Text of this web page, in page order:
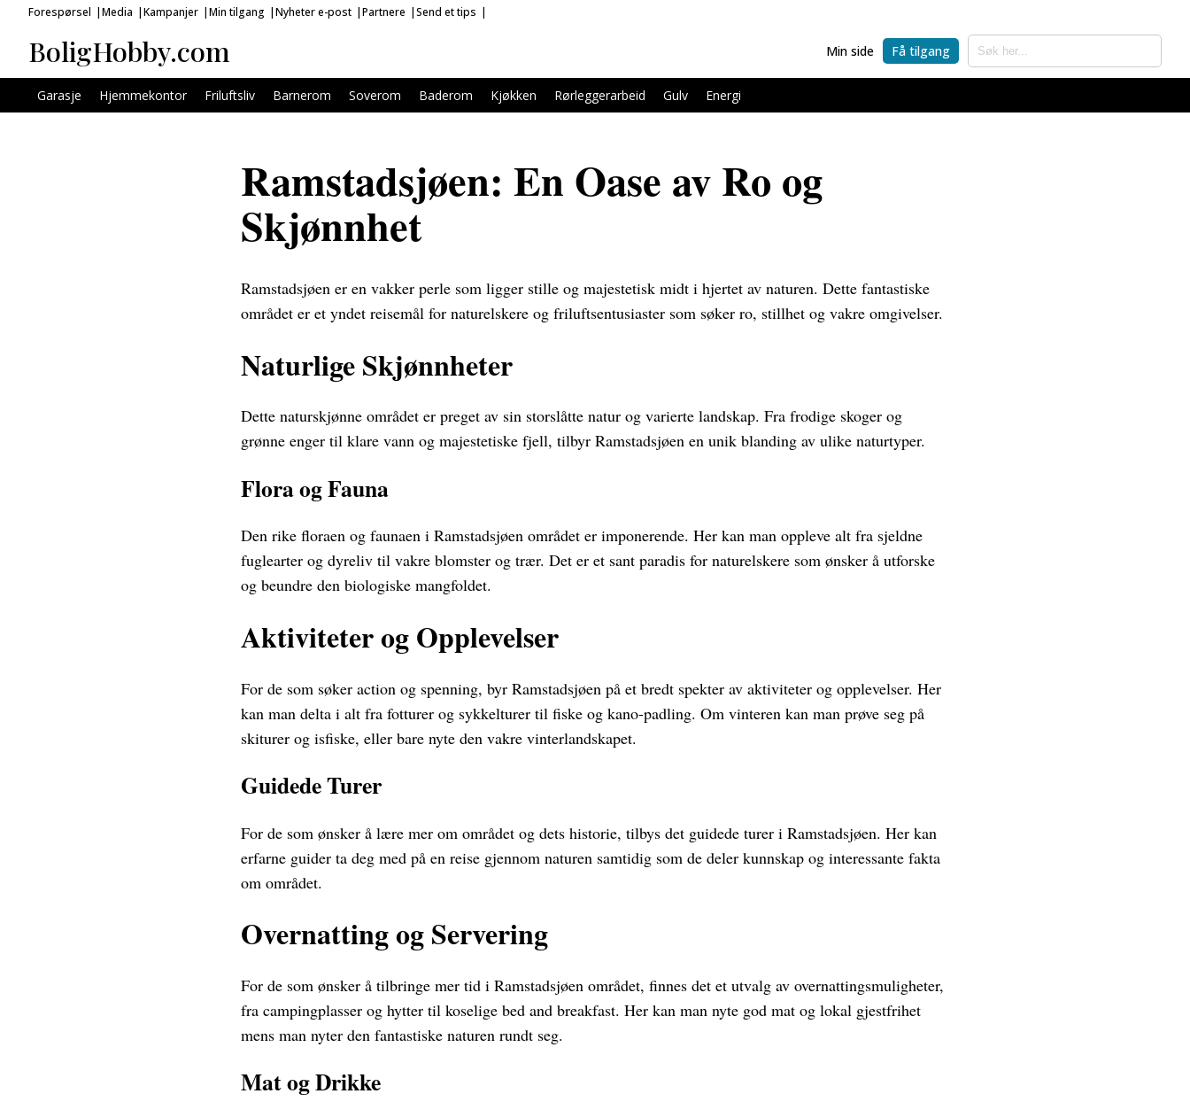
Forespørsel Media Kampanjer Min tilgang Nyheter e-post Partnere Send et tips
BoligHobby.com Min side Få tilgang
Garasje Hjemmekontor Friluftsliv Barnerom Soverom Baderom Kjøkken Rørleggerarbeid Gulv Energi
Ramstadsjøen: En Oase av Ro og
Skjønnhet
Ramstadsjøen er en vakker perle som ligger stille og majestetisk midt i hjertet av naturen. Dette fantastiske
området er et yndet reisemål for naturelskere og friluftsentusiaster som søker ro, stillhet og vakre omgivelser.
Naturlige Skjønnheter
Dette naturskjønne området er preget av sin storslåtte natur og varierte landskap. Fra frodige skoger og
grønne enger til klare vann og majestetiske fjell, tilbyr Ramstadsjøen en unik blanding av ulike naturtyper.
Flora og Fauna
Den rike floraen og faunaen i Ramstadsjøen området er imponerende. Her kan man oppleve alt fra sjeldne
fuglearter og dyreliv til vakre blomster og trær. Det er et sant paradis for naturelskere som ønsker å utforske
og beundre den biologiske mangfoldet.
Aktiviteter og Opplevelser
For de som søker action og spenning, byr Ramstadsjøen på et bredt spekter av aktiviteter og opplevelser. Her
kan man delta i alt fra fotturer og sykkelturer til fiske og kano-padling. Om vinteren kan man prøve seg på
skiturer og isfiske, eller bare nyte den vakre vinterlandskapet.
Guidede Turer
For de som ønsker å lære mer om området og dets historie, tilbys det guidede turer i Ramstadsjøen. Her kan
erfarne guider ta deg med på en reise gjennom naturen samtidig som de deler kunnskap og interessante fakta
om området.
Overnatting og Servering
For de som ønsker å tilbringe mer tid i Ramstadsjøen området, finnes det et utvalg av overnattingsmuligheter,
fra campingplasser og hytter til koselige bed and breakfast. Her kan man nyte god mat og lokal gjestfrihet
mens man nyter den fantastiske naturen rundt seg.
Mat og Drikke